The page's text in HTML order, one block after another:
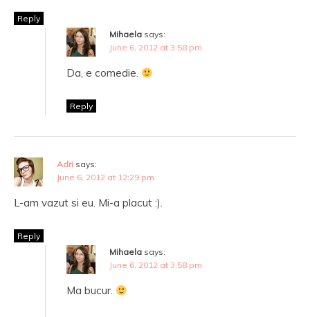
Reply
Mihaela says:
June 6, 2012 at 3:58 pm
Da, e comedie.
Reply
Adri says:
June 6, 2012 at 12:29 pm
L-am vazut si eu. Mi-a placut :).
Reply
Mihaela says:
June 6, 2012 at 3:58 pm
Ma bucur.